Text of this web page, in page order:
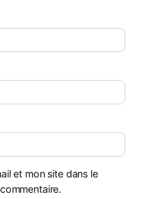
et mon site dans le